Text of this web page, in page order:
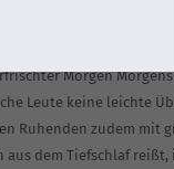
Morgen
Leute keine leichte
Ruhenden zudem mit
aus dem Tiefschlaf reißt,